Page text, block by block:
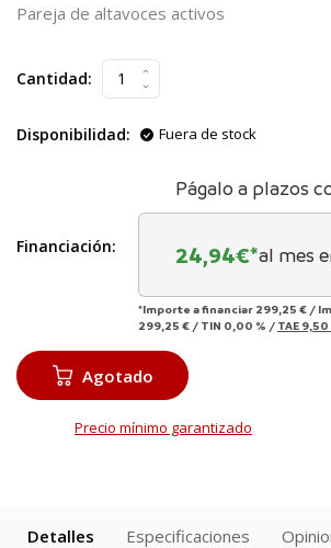
Pareja de altavoces activos
Cantidad:
Disponibilidad: Fuera de stock
Financiación:
Págalo a plazos
24,94€*al mes
*Importe a financiar 299,25 € /
299,25 € / TIN 0,00 % / TAE 9,50
Agotado
Precio mínimo garantizado
Detalles Especificaciones